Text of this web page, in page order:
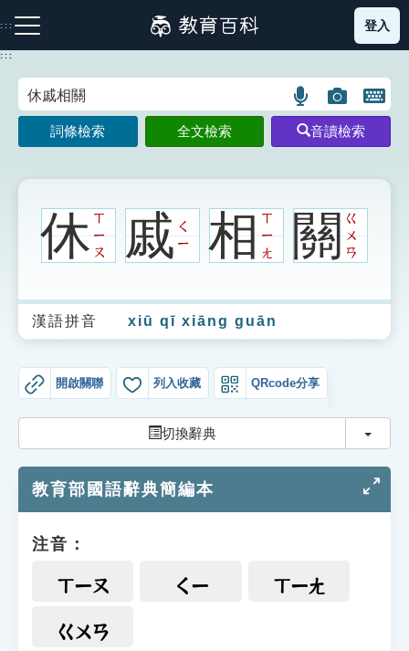
到
主
:::
注音索引圖示 筆畫索引圖示 部首索引表圖示
生字詞彙表
成語故事
索引選單
單字索引
遊戲專區
教學應用
登入
:::
語
言
搜
示
圖
片
搜
示
開
鍵
圖
詞條檢索 全文檢索 音讀檢索
休ㄒ
ㄧ
ㄡ
戚ㄑ
ㄧ
相ㄒ
ㄧ
ㄤ
關ㄍ
ㄨ
ㄢ
漢語拼音 xiū qī xiāng guān
開啟關聯 列入收藏 QRcode分享
切換辭典 切換
教育部國語辭典簡編本
注音：
ㄒㄧㄡ ㄑㄧ ㄒㄧㄤ
ㄍㄨㄢ